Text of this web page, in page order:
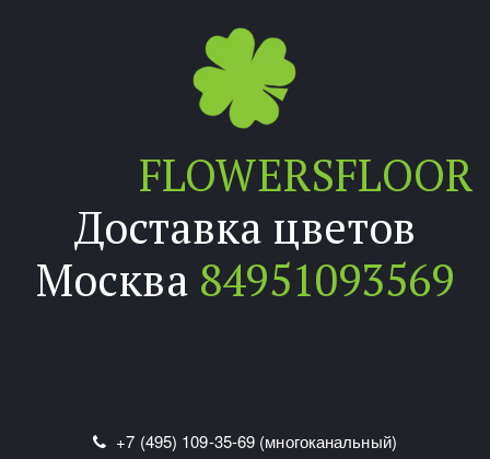
FLOWERSFLOOR
Доставка цветов
Москва 84951093569
+7 (495) 109-35-69 (многоканальный)